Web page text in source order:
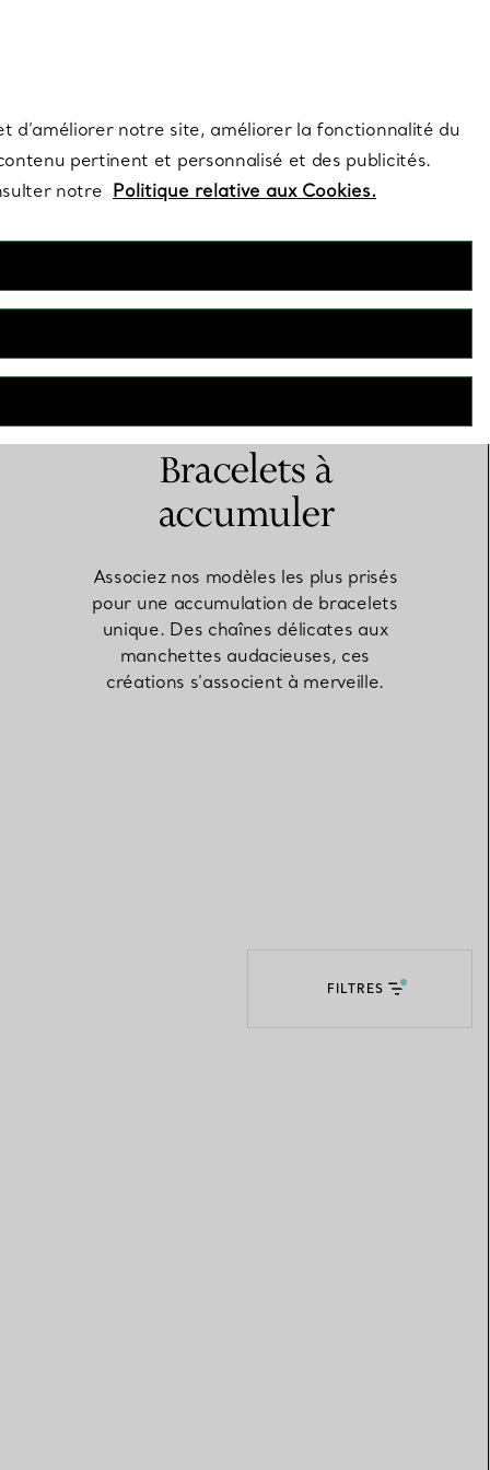
bague de fiançailles
Bracelets à
accumuler
Associez nos modèles les plus prisés
pour une accumulation de bracelets
unique. Des chaînes délicates aux
manchettes audacieuses, ces
créations s’associent à merveille.
FILTRES
d’améliorer notre site, améliorer la fonctionnalité du
pertinent et personnalisé et des publicités.
notre Politique relative aux Cookies.